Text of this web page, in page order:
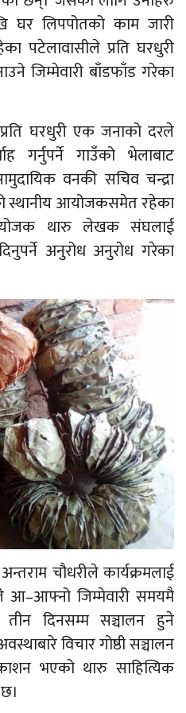
घर लिपपोतको काम जारी
पटेलावासीले प्रति घरधुरी
जिम्मेवारी बाँडफाँड गरेका
घरधुरी एक जनाको दरले
गर्नुपर्ने गाउँको भेलाबाट
वनकी सचिव चन्द्रा
स्थानीय आयोजकसमेत रहेका
थारु लेखक संघलाई
अनुरोध अनुरोध गरेका
चौधरीले कार्यक्रमलाई
आ–आफ्नो जिम्मेवारी समयमै
तीन दिनसम्म सञ्चालन हुने
विचार गोष्ठी सञ्चालन
भएको थारु साहित्यिक